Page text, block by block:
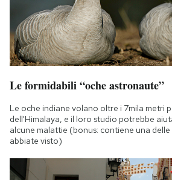
Le formidabili “oche astronaute”
Le oche indiane volano oltre i 7mila metri
dell'Himalaya, e il loro studio potrebbe
alcune malattie (bonus: contiene una delle
abbiate visto)